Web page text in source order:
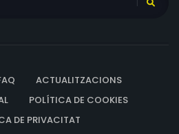
ACTUALITZACIONS
POLÍTICA DE COOKIES
DE PRIVACITAT